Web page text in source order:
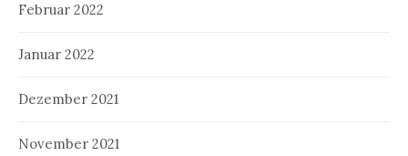
Februar 2022
Januar 2022
Dezember 2021
November 2021